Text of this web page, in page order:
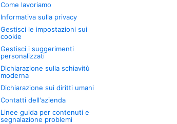
Come lavoriamo
Informativa sulla privacy
Gestisci le impostazioni sui
cookie
Gestisci i suggerimenti
personalizzati
Dichiarazione sulla schiavitù
moderna
Dichiarazione sui diritti umani
Contatti dell'azienda
Linee guida per contenuti e
segnalazione problemi